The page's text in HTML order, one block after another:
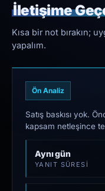
İletişime
Kısa bir not bırakın;
yapalım.
Ön Analiz
Satış baskısı yok.
kapsam netleşince
Aynı gün
YANIT SÜRESI